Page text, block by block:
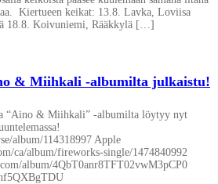
Kiertueen keikat: 13.8. Lavka, Loviisa
18.8. Koivuniemi, Rääkkylä […]
& Miihkali -albumilta julkaistu!
“Aino & Miihkali” -albumilta löytyy nyt
album/114318997 Apple
ca/album/fireworks-single/1474840992
album/4QbT0anr8TFT02vwM3pCP0